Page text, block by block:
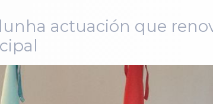
actuación que